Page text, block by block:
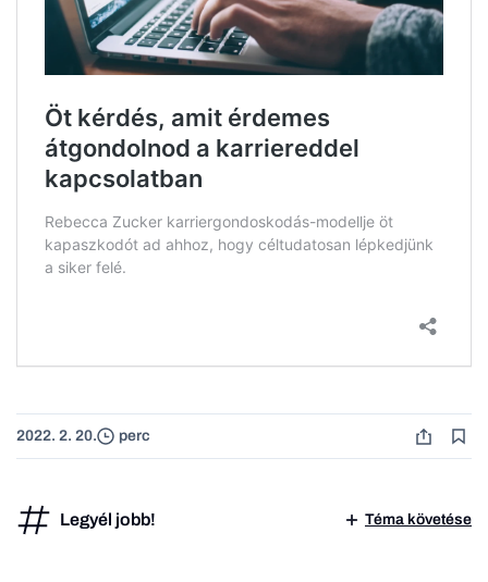
2022. 2. 20. perc
Legyél jobb! Téma követése